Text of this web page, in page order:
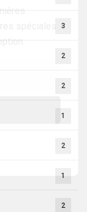
3
2
2
1
2
1
2
spéciales